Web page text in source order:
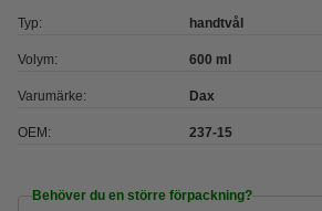
Typ: handtvål
Volym: 600 ml
Varumärke: Dax
OEM: 237-15
Behöver du en större förpackning?